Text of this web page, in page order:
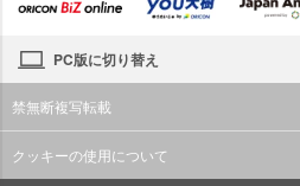
PC版に切り替え
禁無断複写転載
クッキーの使用について